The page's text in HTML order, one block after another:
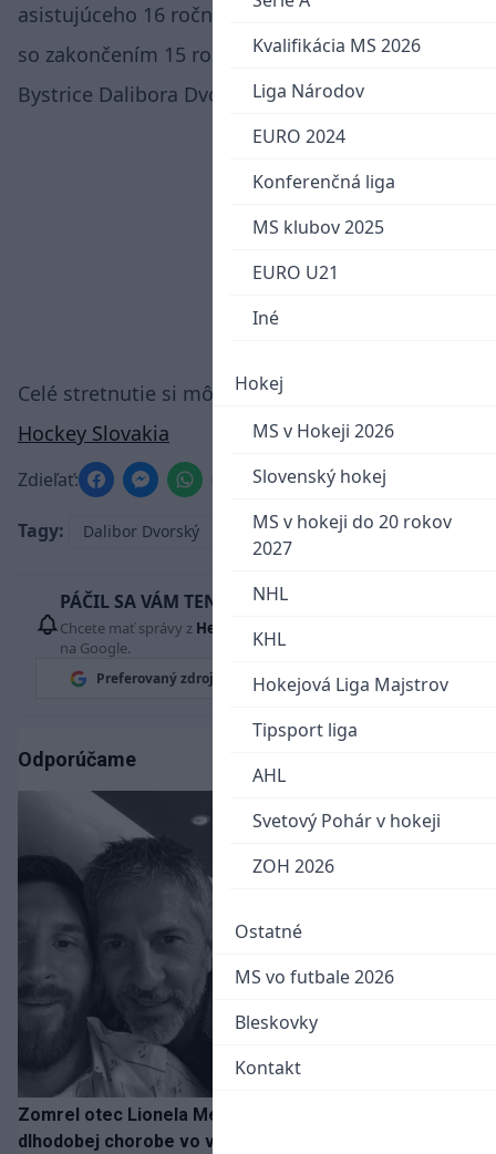
Kvalifikácia MS 2026
Liga Národov
EURO 2024
Konferenčná liga
MS klubov 2025
EURO U21
Iné
Hokej
MS v Hokeji 2026
Slovenský hokej
MS v hokeji do 20 rokov
2027
NHL
KHL
Hokejová Liga Majstrov
Tipsport liga
AHL
Svetový Pohár v hokeji
ZOH 2026
Ostatné
MS vo futbale 2026
Bleskovky
Kontakt
asistujúceho 16 ročného Nitrana Šimona Nemca
so zakončením 15 ročného útočníka Banskej
Bystrice Dalibora Dvorského.
Celé stretnutie si môžete pozrieť
Hockey Slovakia
Zdieľať:
Tagy: Dalibor Dvorský
PÁČIL SA VÁM TENTO ČLÁNOK?
Chcete mať správy z Hetrik.skvždy ako prví? Pridajte si nás
na Google.
Preferovaný zdroj Google News
Odporúčame
Zomrel otec Lionela Messiho. Jorge podľahol
dlhodobej chorobe vo veku 68 rokov